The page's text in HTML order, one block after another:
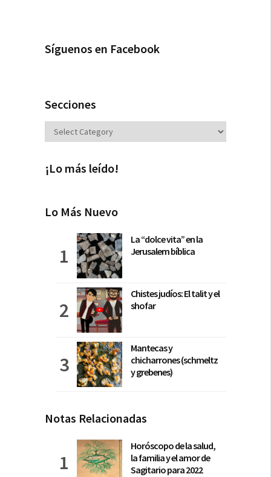
Síguenos en Facebook
Secciones
Secciones
¡Lo más leído!
Lo Más Nuevo
La “dolce vita” en la
Jerusalem bíblica
Chistes judíos: El talit y el
shofar
Mantecas y
chicharrones (schmeltz
y grebenes)
Notas Relacionadas
Horóscopo de la salud,
la familia y el amor de
Sagitario para 2022